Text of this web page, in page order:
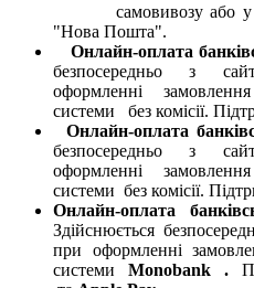
самовивозу або
"Нова Пошта".
Онлайн-оплата
безпосередньо з
оформленні
системи
без комісії.
Онлайн-оплата
безпосередньо з
оформленні
системи без комісії.
Онлайн-оплата
Здійснюється
при оформленні
системи Monobank .